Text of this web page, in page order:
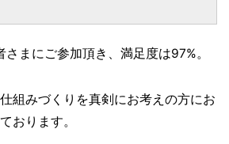
まにご参加頂き、満足度は97%。
組みづくりを真剣にお考えの方にお
おります。